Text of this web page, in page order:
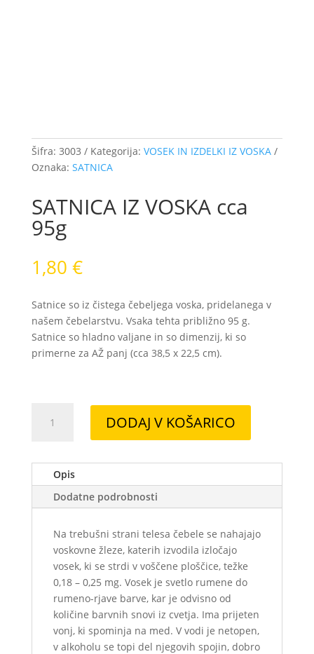
Šifra: 3003 Kategorija: VOSEK IN IZDELKI IZ VOSKA
Oznaka: SATNICA
SATNICA IZ VOSKA cca
95g
1,80 €
Satnice so iz čistega čebeljega voska, pridelanega v
našem čebelarstvu. Vsaka tehta približno 95 g.
Satnice so hladno valjane in so dimenzij, ki so
primerne za AŽ panj (cca 38,5 x 22,5 cm).
količina
DODAJ V KOŠARICO
Opis
Dodatne podrobnosti
Na trebušni strani telesa čebele se nahajajo
voskovne žleze, katerih izvodila izločajo
vosek, ki se strdi v voščene ploščice, težke
0,18 – 0,25 mg. Vosek je svetlo rumene do
rumeno-rjave barve, kar je odvisno od
količine barvnih snovi iz cvetja. Ima prijeten
vonj, ki spominja na med. V vodi je netopen,
v alkoholu se topi del njegovih spojin, dobro